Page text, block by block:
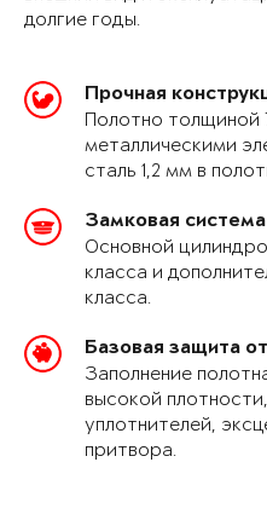
долгие годы.
Прочная
Полотно толщиной
металлическими
сталь 1,2 мм в
Замковая
Основной
класса и
класса.
Базовая защита
Заполнение
высокой
уплотнителей,
притвора.